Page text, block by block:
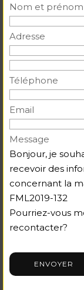
Nom et prénom
Adresse
Téléphone
Email
Message
ENVOYER